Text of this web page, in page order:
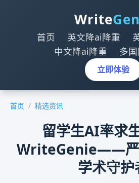
Write
首页 英文降ai降重
中文降ai降重
多
立即体验
首页 / 精选资讯
留学生AI率求
WriteGenie——严
学术守护